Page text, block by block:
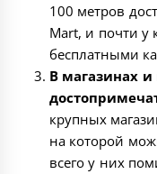
100 метров
Mart, и почти у
бесплатными
В магазинах
крупных
на которой
всего у них